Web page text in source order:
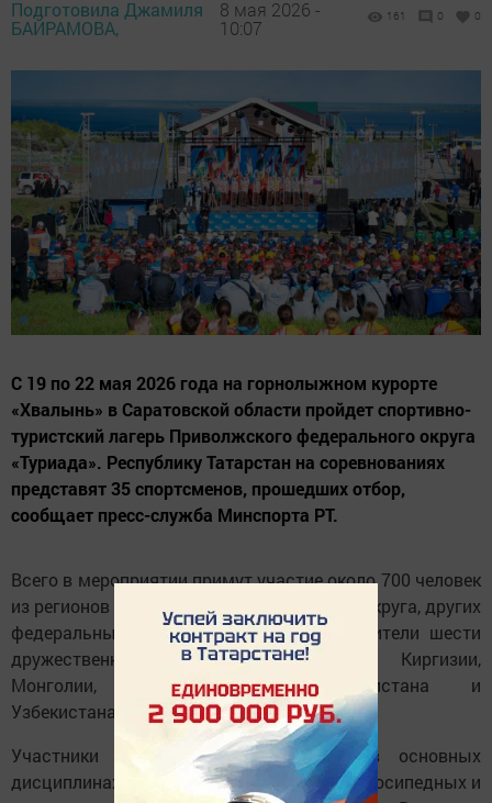
Подготовила Джамиля
БАЙРАМОВА,
8 мая 2026 -
10:07
161 0 0
С 19 по 22 мая 2026 года на горнолыжном курорте
«Хвалынь» в Саратовской области пройдет спортивно-
туристский лагерь Приволжского федерального округа
«Туриада». Республику Татарстан на соревнованиях
представят 35 спортсменов, прошедших отбор,
сообщает пресс-служба Минспорта РТ.
Всего в мероприятии примут участие около 700 человек
из регионов Приволжского федерального округа, других
федеральных округов, а также представители шести
дружественных стран – Белоруссии, Киргизии,
Монголии, Таджикистана, Туркменистана и
Узбекистана.
Участники из Татарстана выступят в основных
дисциплинах программы: пешеходных, велосипедных и